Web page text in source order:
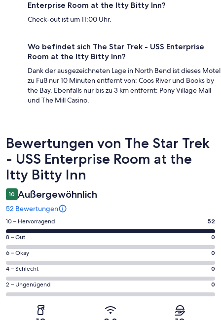
Enterprise Room at the Itty Bitty Inn?
Check-out ist um 11:00 Uhr.
Wo befindet sich The Star Trek - USS Enterprise
Room at the Itty Bitty Inn?
Dank der ausgezeichneten Lage in North Bend ist dieses Motel
zu Fuß nur 10 Minuten entfernt von: Coos River und Books by
the Bay. Ebenfalls nur bis zu 3 km entfernt: Pony Village Mall
und The Mill Casino.
Bewertungen
Bewertungen von The Star Trek
- USS Enterprise Room at the
Itty Bitty Inn
10 Außergewöhnlich
52 Bewertungen
52
von
insgesamt
52
Gästebewertungen
haben
eine
Bewertung
10 – Hervorragend 52
0
von
insgesamt
52
Gästebewertungen
haben
eine
Bewertung
8 – Gut 0
0
von
insgesamt
52
Gästebewertungen
6 – Okay 0
0
von
insgesamt
Gästebewertungen
4 – Schlecht 0
0
von
insgesamt
2 – Ungenügend 0